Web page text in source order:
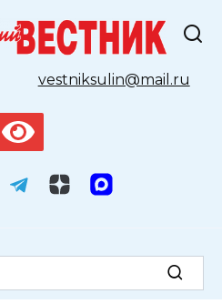
vestniksulin@mail.ru